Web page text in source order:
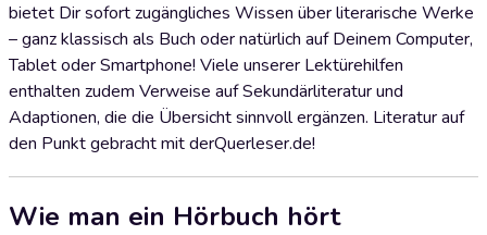
bietet Dir sofort zugängliches Wissen über literarische Werke
– ganz klassisch als Buch oder natürlich auf Deinem Computer,
Tablet oder Smartphone! Viele unserer Lektürehilfen
enthalten zudem Verweise auf Sekundärliteratur und
Adaptionen, die die Übersicht sinnvoll ergänzen. Literatur auf
den Punkt gebracht mit derQuerleser.de!
Wie man ein Hörbuch hört